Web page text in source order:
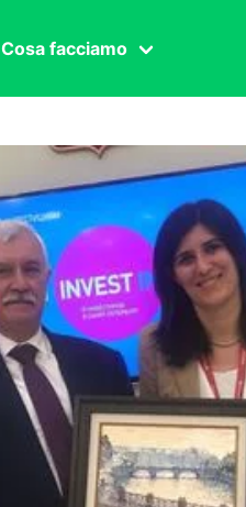
Cosa facciamo
Diritto di famiglia
Lavoro sessuale
Salute sessuale
Transnazionale
Politica
Fuor di Pagina